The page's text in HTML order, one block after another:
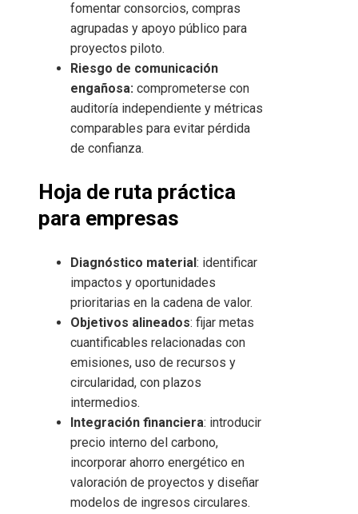
fomentar consorcios, compras
agrupadas y apoyo público para
proyectos piloto.
Riesgo de comunicación
engañosa: comprometerse con
auditoría independiente y métricas
comparables para evitar pérdida
de confianza.
Hoja de ruta práctica
para empresas
Diagnóstico material : identificar
impactos y oportunidades
prioritarias en la cadena de valor.
Objetivos alineados: fijar metas
cuantificables relacionadas con
emisiones, uso de recursos y
circularidad, con plazos
intermedios.
Integración financiera: introducir
precio interno del carbono,
incorporar ahorro energético en
valoración de proyectos y diseñar
modelos de ingresos circulares.